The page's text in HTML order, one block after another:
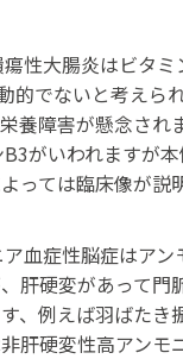
性大腸炎はビタ
的でないと考え
養障害が懸念さ
がいわれますが
っては臨床像が説
血症性脳症はア
肝硬変があって
、例えば羽ばた
肝硬変性高アンモ